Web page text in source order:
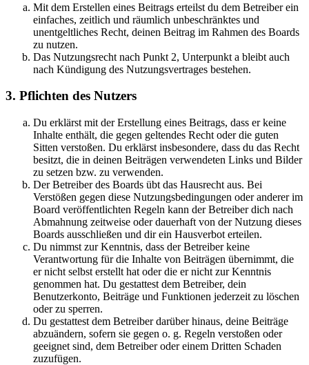
Mit dem Erstellen eines Beitrags erteilst du dem Betreiber ein
einfaches, zeitlich und räumlich unbeschränktes und
unentgeltliches Recht, deinen Beitrag im Rahmen des Boards
zu nutzen.
Das Nutzungsrecht nach Punkt 2, Unterpunkt a bleibt auch
nach Kündigung des Nutzungsvertrages bestehen.
3. Pflichten des Nutzers
Du erklärst mit der Erstellung eines Beitrags, dass er keine
Inhalte enthält, die gegen geltendes Recht oder die guten
Sitten verstoßen. Du erklärst insbesondere, dass du das Recht
besitzt, die in deinen Beiträgen verwendeten Links und Bilder
zu setzen bzw. zu verwenden.
Der Betreiber des Boards übt das Hausrecht aus. Bei
Verstößen gegen diese Nutzungsbedingungen oder anderer im
Board veröffentlichten Regeln kann der Betreiber dich nach
Abmahnung zeitweise oder dauerhaft von der Nutzung dieses
Boards ausschließen und dir ein Hausverbot erteilen.
Du nimmst zur Kenntnis, dass der Betreiber keine
Verantwortung für die Inhalte von Beiträgen übernimmt, die
er nicht selbst erstellt hat oder die er nicht zur Kenntnis
genommen hat. Du gestattest dem Betreiber, dein
Benutzerkonto, Beiträge und Funktionen jederzeit zu löschen
oder zu sperren.
Du gestattest dem Betreiber darüber hinaus, deine Beiträge
abzuändern, sofern sie gegen o. g. Regeln verstoßen oder
geeignet sind, dem Betreiber oder einem Dritten Schaden
zuzufügen.